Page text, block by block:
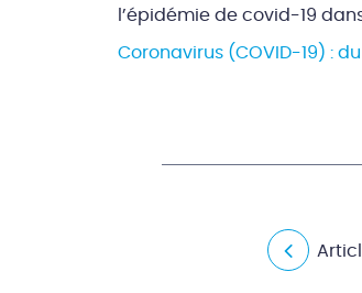
l’épidémie de covid-19
Coronavirus (COVID-19) :